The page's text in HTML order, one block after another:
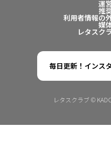
運
推
利用者情報の
媒
レタスク
毎日更新！インス
レタスクラブ ©